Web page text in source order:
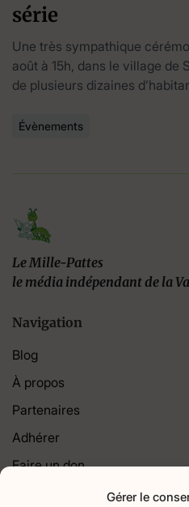
Gérer le
série
Une très sympathique
août à 15h, dans le village de
de plusieurs dizaines
Évènements
Le Mille-Pattes
le média indépendant de la
Navigation
Blog
À propos
Partenaires
Adhérer
Faire un don